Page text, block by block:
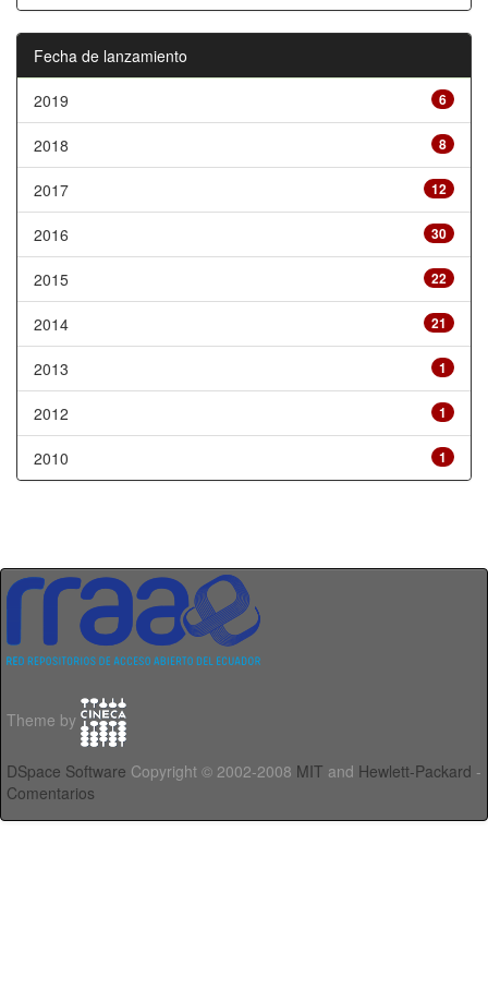
Fecha de lanzamiento
6
2019
8
2018
12
2017
30
2016
22
2015
21
2014
1
2013
1
2012
1
2010
Theme by
DSpace Software Copyright © 2002-2008 MIT and Hewlett-Packard -
Comentarios